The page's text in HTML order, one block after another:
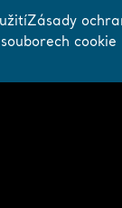
Zásady
cookie